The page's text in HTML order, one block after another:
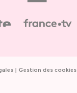
Gestion des cookies